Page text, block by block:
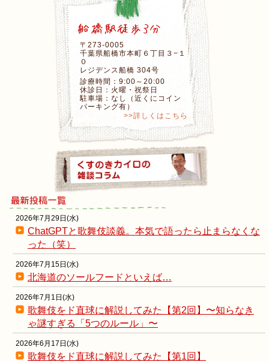
〒273-0005
千葉県船橋市本町６丁目３−１
０
レジデンス船橋 304号
診療時間：9:00～20:00
休診日：火曜・祝祭日
駐車場：なし（近くにコイン
パーキング有）
>>詳しくはこちら
2026年7月29日(水)
ChatGPTと歌舞伎談義。本気で語ったら止まらなくな
った（笑）
2026年7月15日(水)
北海道のソールフードといえば…
2026年7月1日(水)
歌舞伎をド直球に解説してみた【第2回】〜知らなき
ゃ謎すぎる「5つのルール」〜
2026年6月17日(水)
歌舞伎をド直球に解説してみた【第1回】